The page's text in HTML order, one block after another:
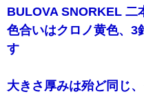
BULOVA SNORKEL 二
色合いはクロノ黄色、3
す
大きさ厚みは殆ど同じ